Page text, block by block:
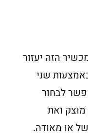
הזה יעזור
שני
לבחור
מוצק ואת
או מאודה.